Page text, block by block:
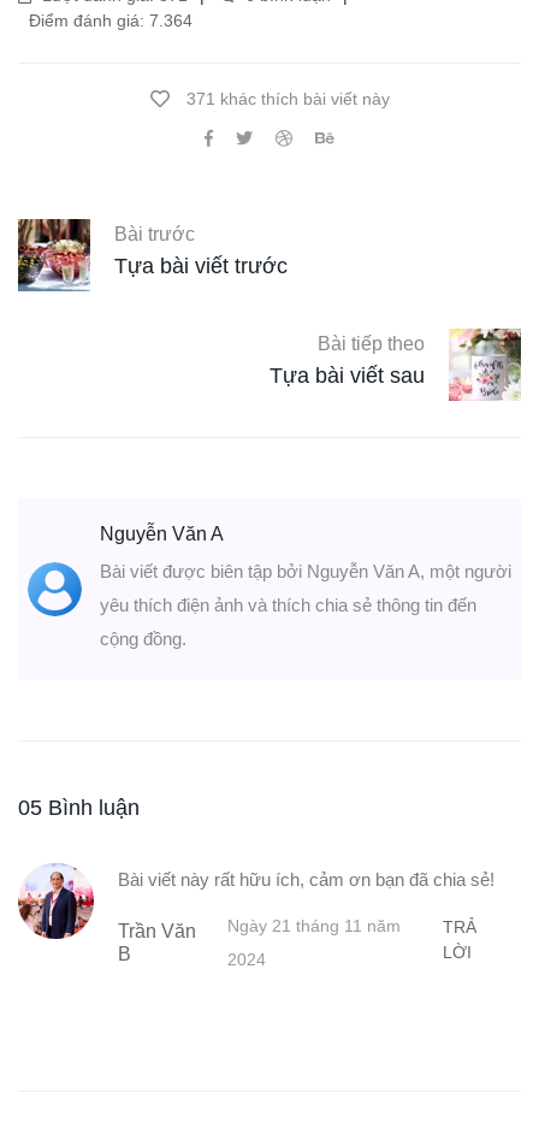
Điểm đánh giá: 7.364
371 khác thích bài viết này
Bài trước
Tựa bài viết trước
Bài tiếp theo
Tựa bài viết sau
Nguyễn Văn A
Bài viết được biên tập bởi Nguyễn Văn A, một người
yêu thích điện ảnh và thích chia sẻ thông tin đến
cộng đồng.
05 Bình luận
Bài viết này rất hữu ích, cảm ơn bạn đã chia sẻ!
Trần Văn
B
Ngày 21 tháng 11 năm
2024
TRẢ
LỜI